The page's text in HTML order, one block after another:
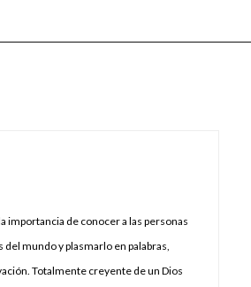
importancia de conocer a las personas
mundo y plasmarlo en palabras,
Totalmente creyente de un Dios